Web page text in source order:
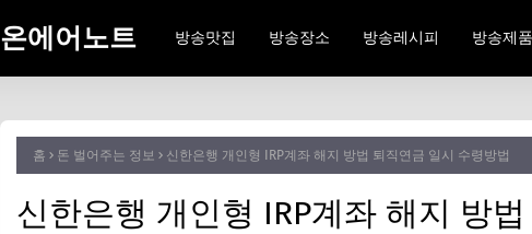
온에어노트 방송맛집 방송장소 방송레시피 방송제품
홈 돈 벌어주는 정보 신한은행 개인형 IRP계좌 해지 방법 퇴직연금 일시 수령방법
신한은행 개인형 IRP계좌 해지 방